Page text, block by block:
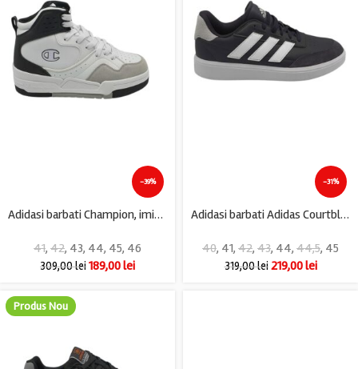
-39%
Adidasi barbati Champion, imitatie de piele, alb negru
41, 42, 43, 44, 45, 46
309,00lei189,00lei
-31%
Adidasi barbati Adidas Courtblock , piele, piele intoarsa, negru
40, 41, 42, 43, 44, 44,5, 45
319,00lei 219,00lei
Produs Nou